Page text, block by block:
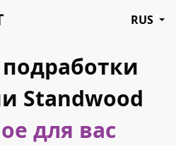
RUS
Standwood
для вас